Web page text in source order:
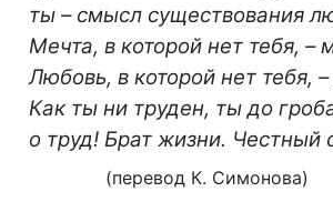
ты – смысл существования
Мечта, в которой нет тебя, –
Любовь, в которой нет тебя,
Как ты ни труден, ты до
о труд! Брат жизни. Честный
(перевод К. Симонова)